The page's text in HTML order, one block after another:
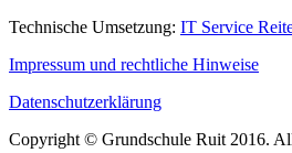
Technische Umsetzung: IT Service
Impressum und rechtliche Hinweise
Datenschutzerklärung
Copyright © Grundschule Ruit 2016.